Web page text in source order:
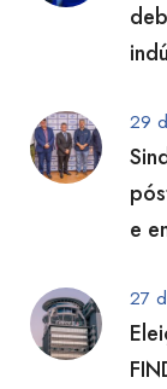
29
e
27